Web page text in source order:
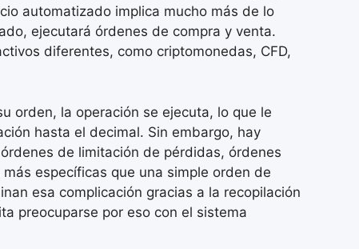
automatizado implica mucho más de lo
ejecutará órdenes de compra y venta.
diferentes, como criptomonedas, CFD,
orden, la operación se ejecuta, lo que le
hasta el decimal. Sin embargo, hay
de limitación de pérdidas, órdenes
específicas que una simple orden de
esa complicación gracias a la recopilación
preocuparse por eso con el sistema